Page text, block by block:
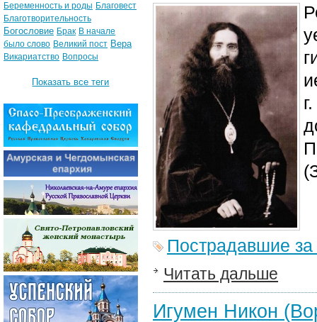
Пострадавшие за
Читать дальше
Игумен Никон
Беременность и роды Благовест
Благотворительность
Богословие Брак В начале
было слово Великий пост Вера
Викариатство Вопросы
Показать все теги